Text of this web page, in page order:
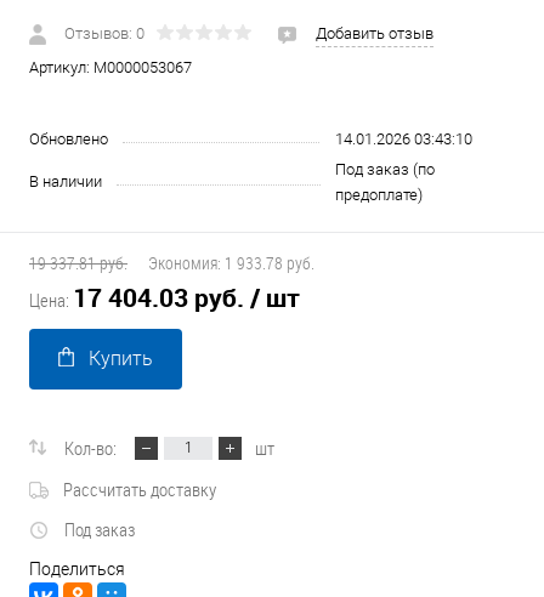
Отзывов: 0
Добавить отзыв
Артикул: М0000053067
Обновлено 14.01.2026 03:43:10
В наличии
Под заказ (по
предоплате)
19 337.81 руб. Экономия: 1 933.78 руб.
Цена: 17 404.03 руб. / шт
Купить
Кол-во:
шт
Рассчитать доставку
Под заказ
Поделиться